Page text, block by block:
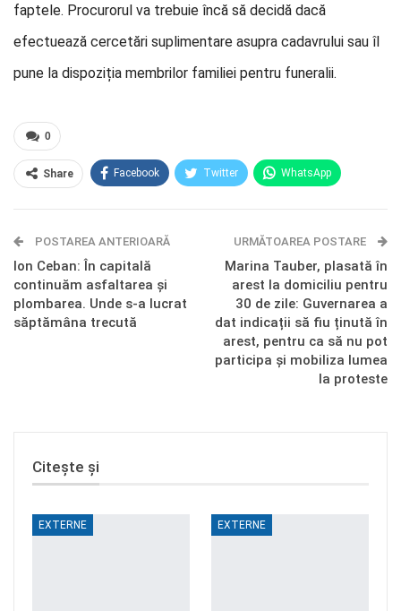
faptele. Procurorul va trebuie încă să decidă dacă
efectuează cercetări suplimentare asupra cadavrului sau îl
pune la dispoziția membrilor familiei pentru funeralii.
0
Share Facebook Twitter WhatsApp
Telegram OK.ru
POSTAREA ANTERIOARĂ
Ion Ceban: În capitală
continuăm asfaltarea și
plombarea. Unde s-a lucrat
săptămâna trecută
URMĂTOAREA POSTARE
Marina Tauber, plasată în
arest la domiciliu pentru
30 de zile: Guvernarea a
dat indicații să fiu ținută în
arest, pentru ca să nu pot
participa și mobiliza lumea
la proteste
Citește și
EXTERNE EXTERNE